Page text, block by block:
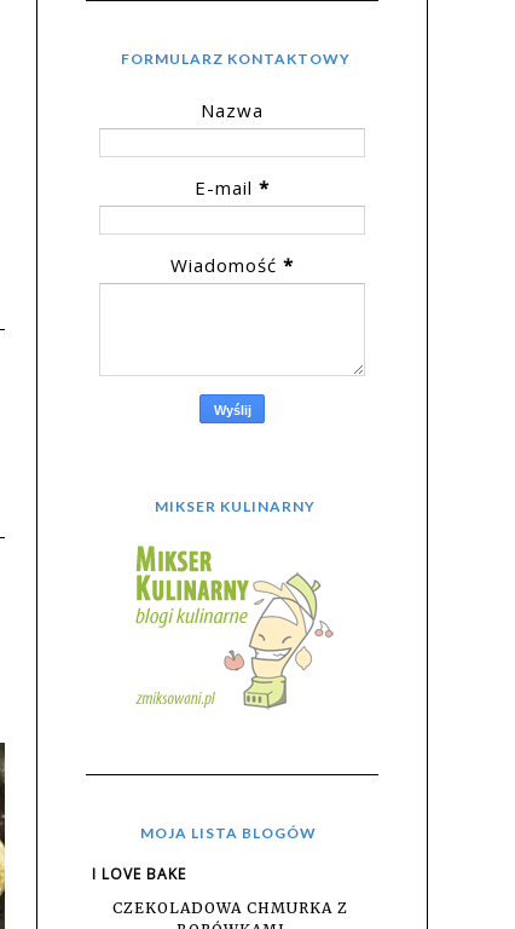
FORMULARZ KONTAKTOWY
Nazwa
E-mail *
Wiadomość *
MIKSER KULINARNY
MOJA LISTA BLOGÓW
I LOVE BAKE
CZEKOLADOWA CHMURKA Z